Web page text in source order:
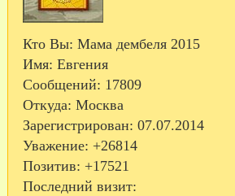
Кто Вы: Мама дембеля 2015
Имя: Евгения
Сообщений: 17809
Откуда: Москва
Зарегистрирован: 07.07.2014
Уважение: +26814
Позитив: +17521
Последний визит: